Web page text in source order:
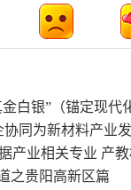
白银”（锚定现代
协同为新材料产业
产业相关专业 产教
之贵阳高新区篇